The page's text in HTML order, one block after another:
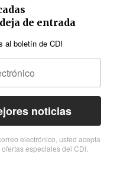
de entrada
al boletín de CDI
noticias
electrónico, usted acepta
especiales del CDI.